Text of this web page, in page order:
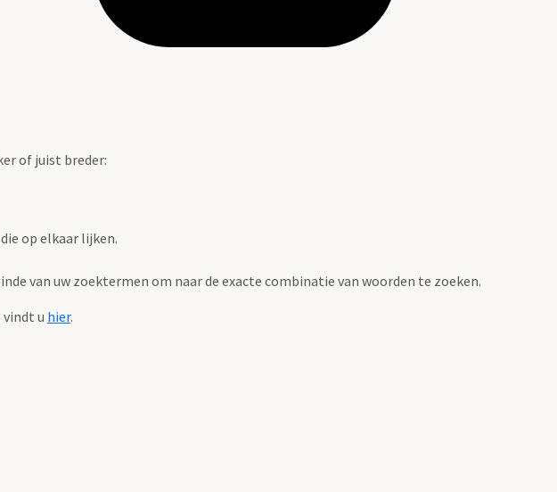
of juist breder:
op elkaar lijken.
van uw zoektermen om naar de exacte combinatie van woorden te zoeken.
vindt u hier.